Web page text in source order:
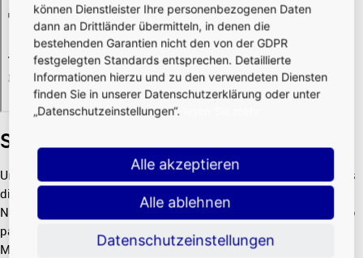
Stütze für Stütze
Um die 5,6 Kilometer vom Norden in den Süden zu fahren, muss
die Sky Line-Bahn einige Höhen und Tiefen überwinden. Im
Norden wird die Trasse aufgeständert erstellt und findet sich so
passgenau in die bestehende Infrastruktur ein. Der Fahrweg
Mitte verläuft ebenerdig, da er in der Einflugschneise liegt. So
können Dienstleister Ihre personenbezogenen Daten
dann an Drittländer übermitteln, in denen die
bestehenden Garantien nicht den von der GDPR
festgelegten Standards entsprechen. Detaillierte
Informationen hierzu und zu den verwendeten Diensten
finden Sie in unserer Datenschutzerklärung oder unter
„Datenschutzeinstellungen“.
Alle akzeptieren
Alle ablehnen
Datenschutzeinstellungen